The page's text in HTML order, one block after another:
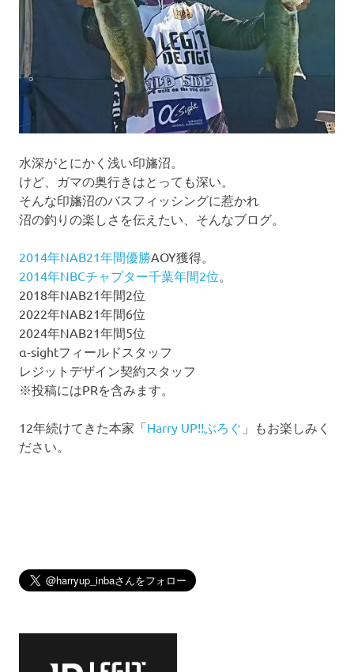
ョ
ン
水深がとにかく浅い印旛沼。
けど、ガマの奥行きはとっても深い。
そんな印旛沼のバスフィッシングに惹かれ
沼の釣りの楽しさを伝えたい、そんなブログ。
2014年NAB21年間優勝AOY獲得。
2014年NBCチャプター千葉年間2位。
2018年NAB21年間2位
2022年NAB21年間6位
2024年NAB21年間5位
α-sightフィールドスタッフ
レジットデザイン契約スタッフ
※投稿にはPRを含みます。
12年続けてきた本家「Harry UP!!ぶろぐ 」もお楽しみく
ださい。